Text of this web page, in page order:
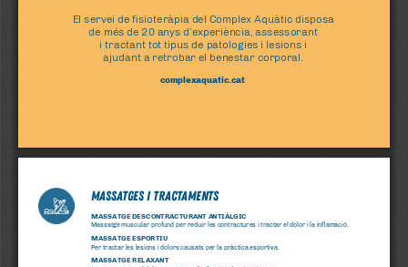
El servei de fisioteràpia del Complex Aquàtic disposa
de més de 20 anys d’experiència, assessorant
i tractant tot tipus de patologies i lesions i
ajudant a retrobar el benestar corporal.
complexaquatic.cat
Massatges i tractaments
MASSATGE DESCONTRACTURANT ANTIÀLGIC
Massatge muscular profund per reduir les contractures i tractar el dolor i la inflamació.
MASSATGE ESPORTIU
Per tractar les lesions i dolors causats per la pràctica esportiva.
MASSATGE RELAXANT